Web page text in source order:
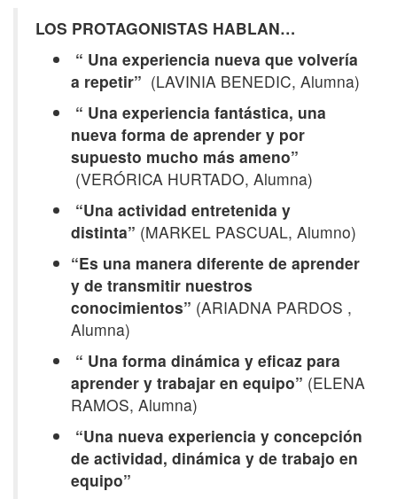
LOS PROTAGONISTAS HABLAN…
“ Una experiencia nueva que volvería
a repetir” (LAVINIA BENEDIC, Alumna)
“ Una experiencia fantástica, una
nueva forma de aprender y por
supuesto mucho más ameno”
(VERÓRICA HURTADO, Alumna)
“Una actividad entretenida y
distinta” (MARKEL PASCUAL, Alumno)
“Es una manera diferente de aprender
y de transmitir nuestros
conocimientos” (ARIADNA PARDOS ,
Alumna)
“ Una forma dinámica y eficaz para
aprender y trabajar en equipo” (ELENA
RAMOS, Alumna)
“Una nueva experiencia y concepción
de actividad, dinámica y de trabajo en
equipo”